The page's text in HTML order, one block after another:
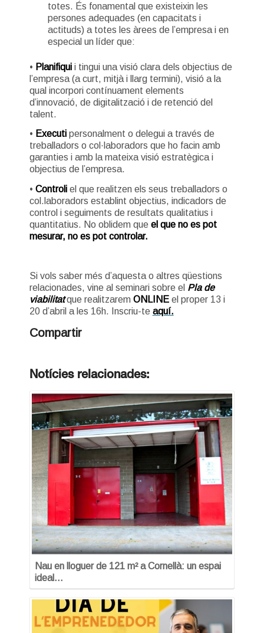
totes. És fonamental que existeixin les
persones adequades (en capacitats i
actituds) a totes les àrees de l’empresa i en
especial un líder que:
• Planifiquii tingui una visió clara dels objectius de
l’empresa (a curt, mitjà i llarg termini), visió a la
qual incorpori contínuament elements
d’innovació, de digitalització i de retenció del
talent.
• Executipersonalment o delegui a través de
treballadors o col·laboradors que ho facin amb
garanties i amb la mateixa visió estratègica i
objectius de l’empresa.
• Controliel que realitzen els seus treballadors o
col.laboradors establint objectius, indicadors de
control i seguiments de resultats qualitatius i
quantitatius. No oblidem que el que no es pot
mesurar, no es pot controlar.
Si vols saber més d’aquesta o altres qüestions
relacionades, vine al seminari sobre el Pla de
viabilitatque realitzarem ONLINEel proper 13 i
20 d’abril a les 16h. Inscriu-te aquí.
Compartir
Notícies relacionades:
Nau en lloguer de 121 m² a Cornellà: un espai
ideal…